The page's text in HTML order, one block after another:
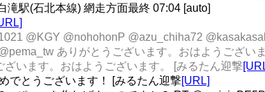
滝駅(石北本線) 網走方面最終 07:04 [auto]
@KGY @nohohonP @azu_chiha72
ありがとうございます。おはようござい
ざいます。おはようございます。 [みるたん迎撃
でとうございます！ [みるたん迎撃[URL]